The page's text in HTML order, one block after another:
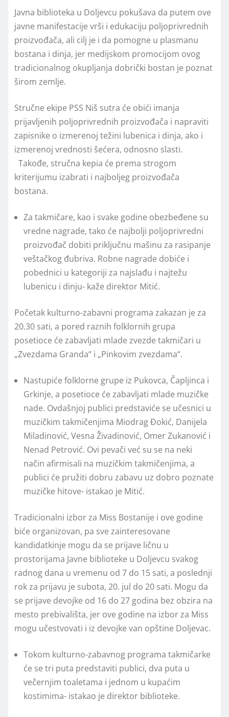
Javna biblioteka u Doljevcu pokušava da putem ove
javne manifestacije vrši i edukaciju poljoprivrednih
proizvođača, ali cilj je i da pomogne u plasmanu
bostana i dinja, jer medijskom promocijom ovog
tradicionalnog okupljanja dobrički bostan je poznat
širom zemlje.
Stručne ekipe PSS Niš sutra će obići imanja
prijavljenih poljoprivrednih proizvođača i napraviti
zapisnike o izmerenoj težini lubenica i dinja, ako i
izmerenoj vrednosti šećera, odnosno slasti.
Takođe, stručna kepia će prema strogom
kriterijumu izabrati i najboljeg proizvođača
bostana.
Za takmičare, kao i svake godine obezbeđene su
vredne nagrade, tako će najbolji poljoprivredni
proizvođač dobiti priključnu mašinu za rasipanje
veštačkog đubriva. Robne nagrade dobiće i
pobednici u kategoriji za najslađu i najtežu
lubenicu i dinju- kaže direktor Mitić.
Početak kulturno-zabavni programa zakazan je za
20.30 sati, a pored raznih folklornih grupa
posetioce će zabavljati mlade zvezde takmičari u
„Zvezdama Granda“ i „Pinkovim zvezdama“.
Nastupiće folklorne grupe iz Pukovca, Čapljinca i
Grkinje, a posetioce će zabavljati mlade muzičke
nade. Ovdašnjoj publici predstaviće se učesnici u
muzičkim takmičenjima Miodrag Đokić, Danijela
Miladinović, Vesna Živadinović, Omer Zukanović i
Nenad Petrović. Ovi pevači već su se na neki
način afirmisali na muzičkim takmičenjima, a
publici će pružiti dobru zabavu uz dobro poznate
muzičke hitove- istakao je Mitić.
Tradicionalni izbor za Miss Bostanije i ove godine
biće organizovan, pa sve zainteresovane
kandidatkinje mogu da se prijave ličnu u
prostorijama Javne biblioteke u Doljevcu svakog
radnog dana u vremenu od 7 do 15 sati, a poslednji
rok za prijavu je subota, 20. jul do 20 sati. Mogu da
se prijave devojke od 16 do 27 godina bez obzira na
mesto prebivališta, jer ove godine na izbor za Miss
mogu učestvovati i iz devojke van opštine Doljevac.
Tokom kulturno-zabavnog programa takmičarke
će se tri puta predstaviti publici, dva puta u
večernjim toaletama i jednom u kupaćim
kostimima- istakao je direktor biblioteke.